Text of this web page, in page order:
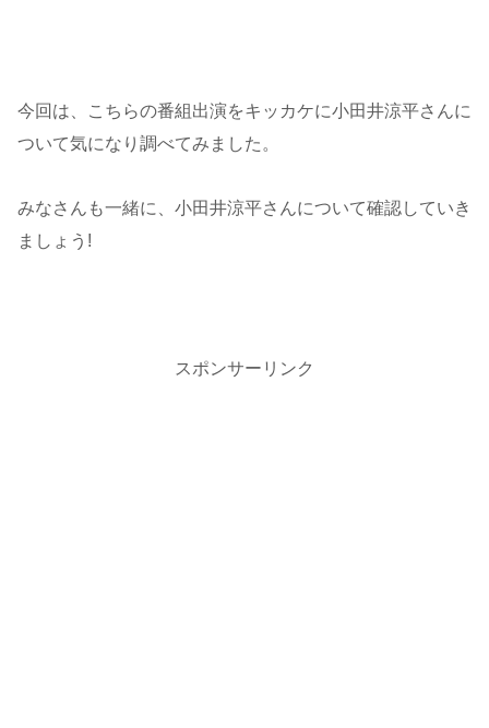
今回は、こちらの番組出演をキッカケに小田井涼平さんに
ついて気になり調べてみました。
みなさんも一緒に、小田井涼平さんについて確認していき
ましょう!
スポンサーリンク